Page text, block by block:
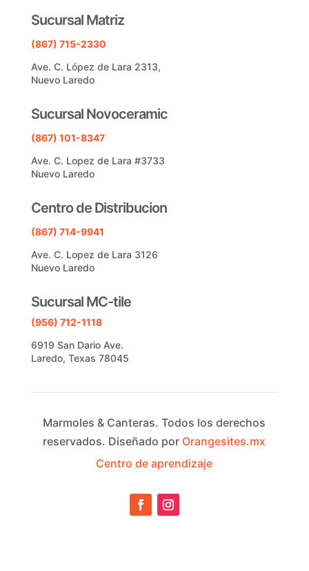
Sucursal Matriz
(867) 715-2330
Ave. C. López de Lara 2313,
Nuevo Laredo
Sucursal Novoceramic
(867) 101-8347
Ave. C. Lopez de Lara #3733
Nuevo Laredo
Centro de Distribucion
(867) 714-9941
Ave. C. Lopez de Lara 3126
Nuevo Laredo
Sucursal MC-tile
(956) 712-1118
6919 San Dario Ave.
Laredo, Texas 78045
Marmoles & Canteras.Todos los derechos
reservados. Diseñado por Orangesites.mx
Centro de aprendizaje